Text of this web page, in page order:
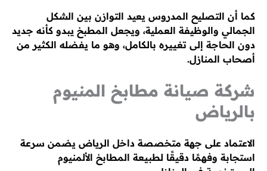
كما أن التصليح المدروس يعيد التوازن بين الشكل
الجمالي والوظيفة العملية، ويجعل المطبخ يبدو كأنه جديد
دون الحاجة إلى تغييره بالكامل، وهو ما يفضله الكثير من
أصحاب المنازل.
شركة صيانة مطابخ المنيوم
بالرياض
الاعتماد على جهة متخصصة داخل الرياض يضمن سرعة
استجابة وفهمًا دقيقًا لطبيعة المطابخ الألمنيوم